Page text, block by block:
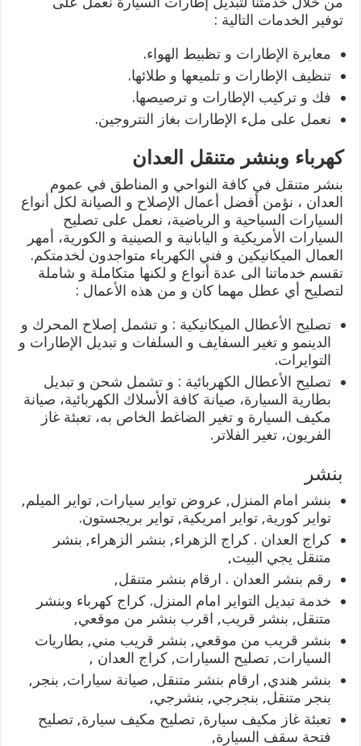
توفير الخدمات التالية :
معايرة الإطارات و تظبيط الهواء.
تنظيف الإطارات و تلميعها و طلائها.
فك و تركيب الإطارات و ترصيصها.
نعمل على ملء الإطارات بغاز النتروجين.
كهرباء وبنشر متنقل العدان
بنشر متنقل في كافة النواحي و المناطق في عموم
العدان ، نؤمن أفضل أعمال الإصلاح و الصيانة لكل أنواع
السيارات السياحية و الرياضية، نعمل على تصليح
السيارات الأمريكية و اليابانية و الصينية و الكورية، أمهر
العمال الميكانيكين و فني الكهرباء متواجدون لخدمتكم.
تقسم خدماتنا الى عدة أنواع و لكنها متكاملة و شاملة
لتصليح أي عطل مهما كان و من هذه الأعمال :
تصليح الأعطال الميكانيكية : و تشمل إصلاح المحرك و
الدينمو و تغير السفايف و السلفات و تبديل الإطارات و
التوايرات.
تصليح الأعطال الكهربائية : و تشمل شحن و تبديل
بطارية السيارة، صيانة كافة الأسلاك الكهربائية، صيانة
مكيف السيارة و تغير الضاغط الخاص به، تعبئة غاز
الفريون، تغير الفلاتر.
بنشر
بنشر امام المنزل, عروض تواير سيارات, تواير الميلم,
تواير كورية, تواير امريكية, تواير بريجستون.
كراج العدان . كراج الزهراء, بنشر الزهراء, بنشر
متنقل يجي البيت,
رقم بنشر العدان . ارقام بنشر متنقل,
خدمة تبديل التواير امام المنزل. كراج كهرباء وبنشر
متنقل, بنشر قريب, اقرب بنشر من موقعي,
بنشر قريب من موقعي, بنشر قريب مني, بطاريات
السيارات, تصليح السيارات, كراج العدان ,
بنشر هندي, ارقام بنشر متنقل, صيانة سيارات, بنجر,
بنجر متنقل, بنجرجي, بنشرجي,
تعبئة غاز مكيف سيارة, تصليح مكيف سيارة, تصليح
فتحة سقف السيارة,